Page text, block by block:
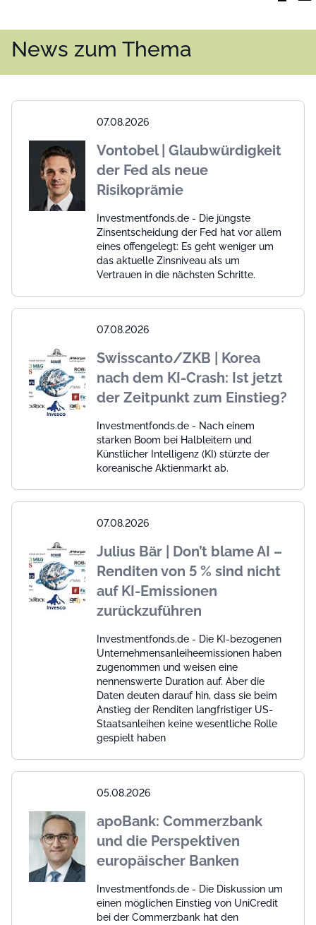
News zum Thema
07.08.2026
Vontobel | Glaubwürdigkeit
der Fed als neue
Risikoprämie
Investmentfonds.de - Die jüngste
Zinsentscheidung der Fed hat vor allem
eines offengelegt: Es geht weniger um
das aktuelle Zinsniveau als um
Vertrauen in die nächsten Schritte.
07.08.2026
Swisscanto/ZKB | Korea
nach dem KI-Crash: Ist jetzt
der Zeitpunkt zum Einstieg?
Investmentfonds.de - Nach einem
starken Boom bei Halbleitern und
Künstlicher Intelligenz (KI) stürzte der
koreanische Aktienmarkt ab.
07.08.2026
Julius Bär | Don’t blame AI –
Renditen von 5 % sind nicht
auf KI-Emissionen
zurückzuführen
Investmentfonds.de - Die KI-bezogenen
Unternehmensanleiheemissionen haben
zugenommen und weisen eine
nennenswerte Duration auf. Aber die
Daten deuten darauf hin, dass sie beim
Anstieg der Renditen langfristiger US-
Staatsanleihen keine wesentliche Rolle
gespielt haben
05.08.2026
apoBank: Commerzbank
und die Perspektiven
europäischer Banken
Investmentfonds.de - Die Diskussion um
einen möglichen Einstieg von UniCredit
bei der Commerzbank hat den